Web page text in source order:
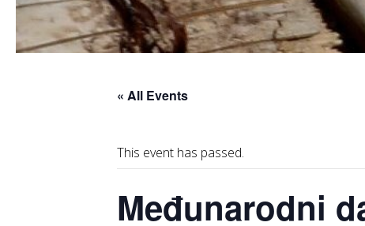
« All Events
This event has passed.
Međunarodni